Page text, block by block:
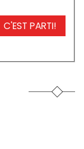
C'EST PARTI!